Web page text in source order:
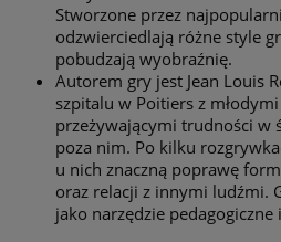
Stworzone przez
odzwierciedlają różne style
pobudzają wyobraźnię.
Autorem gry jest Jean Louis
szpitalu w Poitiers z
przeżywającymi trudności w
poza nim. Po kilku
u nich znaczną poprawę
oraz relacji z innymi ludźmi.
jako narzędzie pedagogiczne